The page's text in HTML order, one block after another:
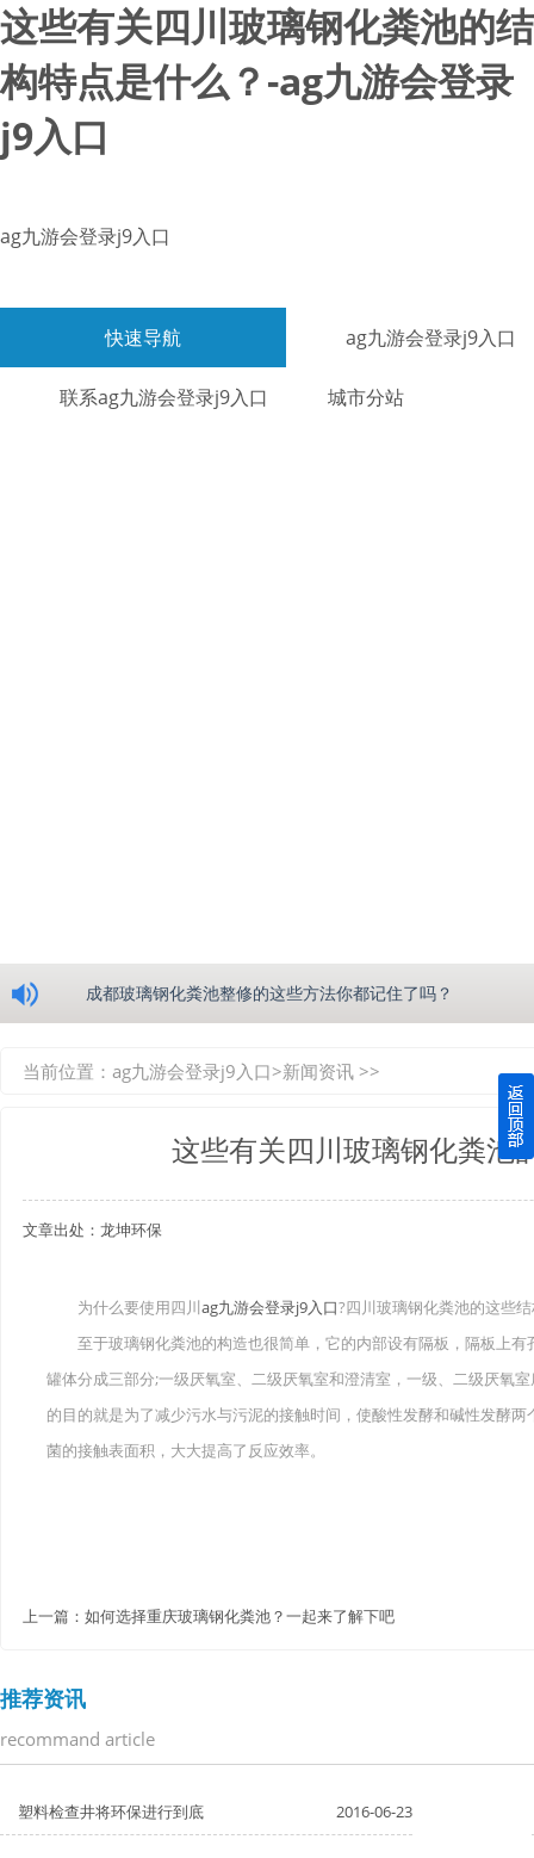
这些有关四川玻璃钢化粪池的结
构特点是什么？-ag九游会登录
j9入口
ag九游会登录j9入口
快速导航 ag九游会登录j9入口
联系ag九游会登录j9入口 城市分站
成都玻璃钢化粪池整修的这些方法你都记住了吗？
四川玻璃钢化粪池逐渐取代传统玻璃钢化粪池的这几点原因
关于重庆玻璃钢化粪池的这些基础知识你都记住了吗？
在安装绵阳玻璃钢化粪池时可能遇到这些难题
使用成都玻璃钢化粪池的七大好处你都记住了吗？
当前位置： ag九游会登录j9入口>新闻资讯 >>
这些有关四川玻璃钢化粪池
文章出处：龙坤环保
为什么要使用四川ag九游会登录j9入口?四川玻璃钢化粪池的这些
至于玻璃钢化粪池的构造也很简单，它的内部设有隔板，隔板上有
罐体分成三部分;一级厌氧室、二级厌氧室和澄清室，一级、二级厌氧
的目的就是为了减少污水与污泥的接触时间，使酸性发酵和碱性发酵
菌的接触表面积，大大提高了反应效率。
上一篇： 如何选择重庆玻璃钢化粪池？一起来了解下吧
推荐资讯
recommand article
塑料检查井将环保进行到底 2016-06-23